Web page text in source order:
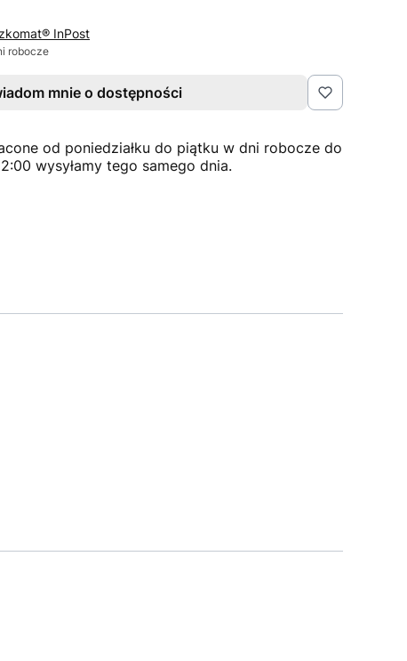
InPost
robocze
mnie o dostępności
od poniedziałku do piątku w dni robocze do
wysyłamy tego samego dnia.